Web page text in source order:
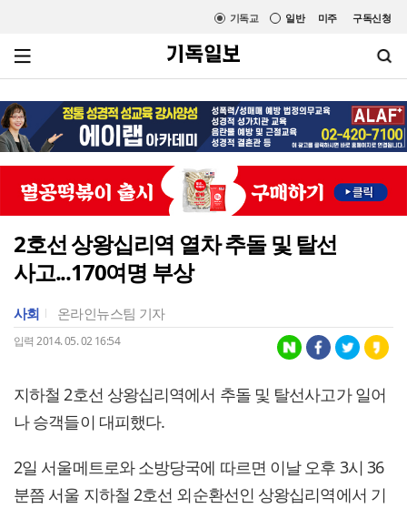
미주 구독신청
일반
기독교
2호선 상왕십리역 열차 추돌 및 탈선
사고...170여명 부상
사회 온라인뉴스팀 기자
입력 2014. 05. 02 16:54
지하철 2호선 상왕십리역에서 추돌 및 탈선사고가 일어
나 승객들이 대피했다.
2일 서울메트로와 소방당국에 따르면 이날 오후 3시 36
분쯤 서울 지하철 2호선 외순환선인 상왕십리역에서 기